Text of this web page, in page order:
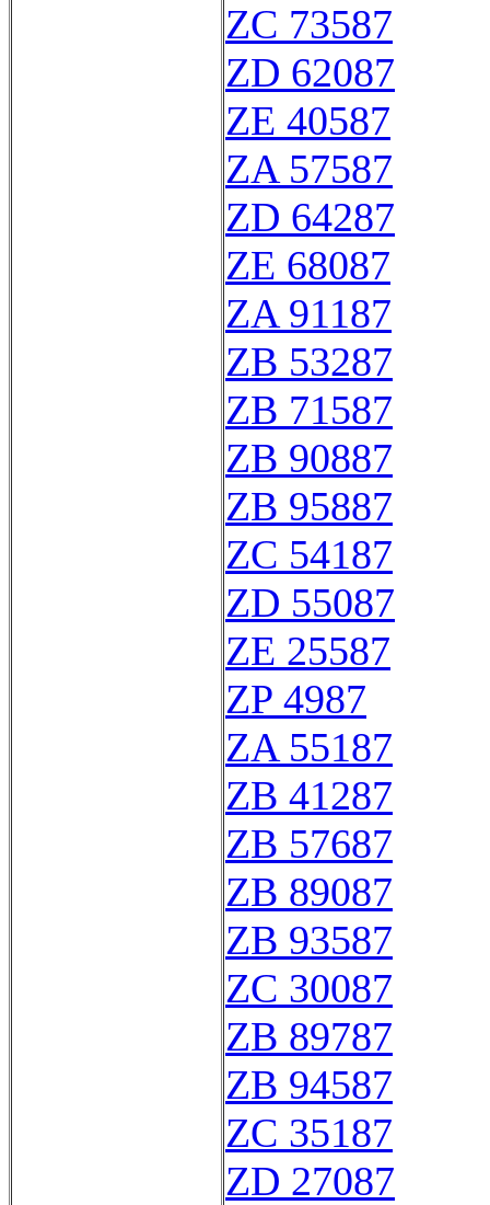
ZC 73587
ZD 62087
ZE 40587
ZA 57587
ZD 64287
ZE 68087
ZA 91187
ZB 53287
ZB 71587
ZB 90887
ZB 95887
ZC 54187
ZD 55087
ZE 25587
ZP 4987
ZA 55187
ZB 41287
ZB 57687
ZB 89087
ZB 93587
ZC 30087
ZB 89787
ZB 94587
ZC 35187
ZD 27087